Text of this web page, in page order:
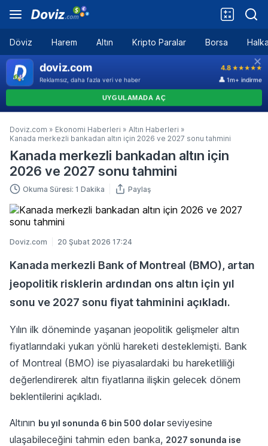
Döviz Harem Altın Kripto Paralar Borsa
Doviz.com » Ekonomi Haberleri » Altın Haberleri »
Kanada merkezli bankadan altın için 2026 ve 2027 sonu tahmini
Kanada merkezli bankadan altın için
2026 ve 2027 sonu tahmini
Okuma Süresi: 1 Dakika Paylaş
Doviz.com 20 Şubat 2026 17:24
Kanada merkezli Bank of Montreal (BMO), artan
jeopolitik risklerin ardından ons altın için yıl
sonu ve 2027 sonu fiyat tahminini açıkladı.
Yılın ilk döneminde yaşanan jeopolitik gelişmeler altın
fiyatlarındaki yukarı yönlü hareketi desteklemişti. Bank
of Montreal (BMO) ise piyasalardaki bu hareketliliği
değerlendirerek altın fiyatlarına ilişkin gelecek dönem
beklentilerini açıkladı.
Altının bu yıl sonunda 6 bin 500 dolarseviyesine
ulaşabileceğini tahmin eden banka, 2027 sonunda ise